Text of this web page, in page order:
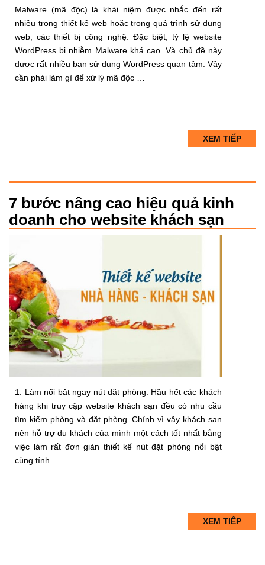
Malware (mã độc) là khái niệm được nhắc đến rất
nhiều trong thiết kế web hoặc trong quá trình sử dụng
web, các thiết bị công nghệ. Đặc biệt, tỷ lệ website
WordPress bị nhiễm Malware khá cao. Và chủ đề này
được rất nhiều bạn sử dụng WordPress quan tâm. Vậy
cần phải làm gì để xử lý mã độc …
XEM TIẾP
7 bước nâng cao hiệu quả kinh
doanh cho website khách sạn
1. Làm nổi bật ngay nút đặt phòng. Hầu hết các khách
hàng khi truy cập website khách sạn đều có nhu cầu
tìm kiếm phòng và đặt phòng. Chính vì vậy khách sạn
nên hỗ trợ du khách của mình một cách tốt nhất bằng
việc làm rất đơn giản thiết kế nút đặt phòng nổi bật
cùng tính …
XEM TIẾP